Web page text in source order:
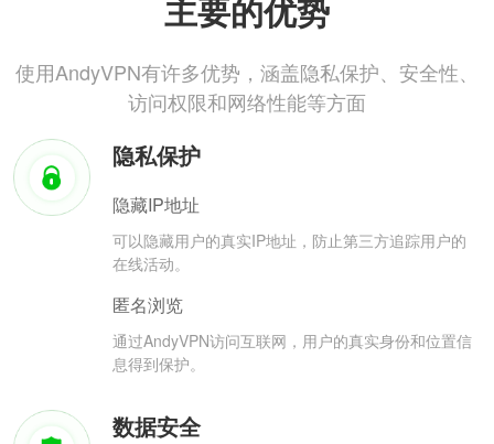
主要的优势
使用AndyVPN有许多优势，涵盖隐私保护、安全性、
访问权限和网络性能等方面
隐私保护
隐藏IP地址
可以隐藏用户的真实IP地址，防止第三方追踪用户的
在线活动。
匿名浏览
通过AndyVPN访问互联网，用户的真实身份和位置信
息得到保护。
数据安全